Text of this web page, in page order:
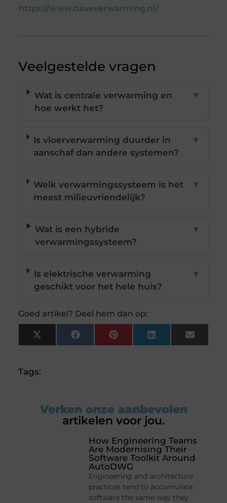
https://www.haveverwarming.nl/
Veelgestelde vragen
Wat is centrale verwarming en
hoe werkt het?
▼
Is vloerverwarming duurder in
aanschaf dan andere systemen?
▼
Welk verwarmingssysteem is het
meest milieuvriendelijk?
▼
Wat is een hybride
verwarmingssysteem?
▼
Is elektrische verwarming
geschikt voor het hele huis?
▼
Goed artikel? Deel hem dan op:
X
(Twitter)
FacebookPinterestLinkedInEmail
Tags:
Verken onze aanbevolen
artikelen voor jou.
How Engineering Teams
Are Modernising Their
Software Toolkit Around
AutoDWG
Engineering and architecture
practices tend to accumulate
software the same way they